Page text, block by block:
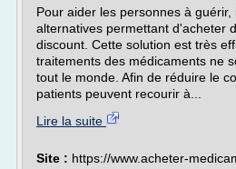
Pour aider les personnes à guérir,
alternatives permettant d'acheter
discount. Cette solution est très
traitements des médicaments ne
tout le monde. Afin de réduire le
patients peuvent recourir à...
Lire la suite
Site : https://www.acheter-